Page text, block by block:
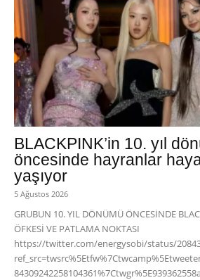
BLACKPINK’in 10. yıl
öncesinde hayranlar hayal
yaşıyor
5 Ağustos 2026
GRUBUN 10. YIL DÖNÜMÜ ÖNCESİNDE
ÖFKESİ VE PATLAMA NOKTASI
https://twitter.com/energysobi/status/